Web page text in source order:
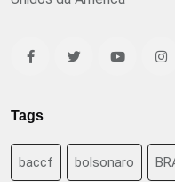
Tags
baccf bolsonaro